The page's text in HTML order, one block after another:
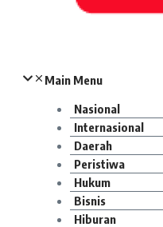
Main Menu
Nasional
Internasional
Daerah
Peristiwa
Hukum
Bisnis
Hiburan